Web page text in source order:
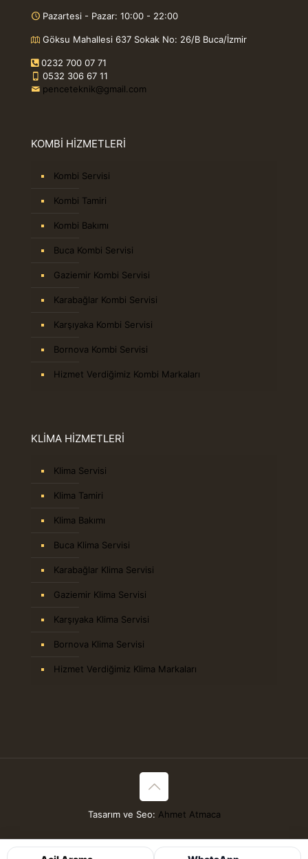
Pazartesi - Pazar: 10:00 - 22:00
Göksu Mahallesi 637 Sokak No: 26/B Buca/İzmir
0232 700 07 71
0532 306 67 11
penceteknik@gmail.com
KOMBİ HİZMETLERİ
Kombi Servisi
Kombi Tamiri
Kombi Bakımı
Buca Kombi Servisi
Gaziemir Kombi Servisi
Karabağlar Kombi Servisi
Karşıyaka Kombi Servisi
Bornova Kombi Servisi
Hizmet Verdiğimiz Kombi Markaları
KLİMA HİZMETLERİ
Klima Servisi
Klima Tamiri
Klima Bakımı
Buca Klima Servisi
Karabağlar Klima Servisi
Gaziemir Klima Servisi
Karşıyaka Klima Servisi
Bornova Klima Servisi
Hizmet Verdiğimiz Klima Markaları
Tasarım ve Seo: Ahmet Atmaca